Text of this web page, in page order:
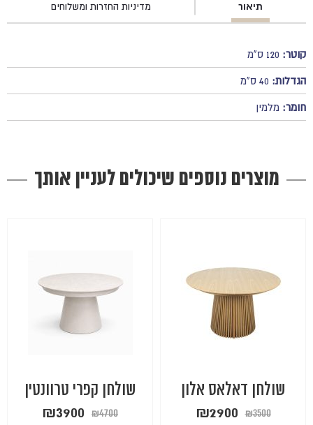
תיאור מדיניות החזרות ומשלוחים
קוטר:
הגדלות:
חומר: מלמין
מוצרים נוספים שיכולים לעניין אותך
שולחן דאלאס אלון
₪3500
המחיר₪2900
שולחן קפרי טרוונטין
₪4700
המחיר₪3900